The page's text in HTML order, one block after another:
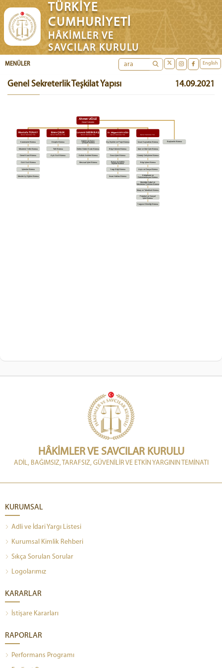
TÜRKİYE
CUMHURİYETİ
HÂKİMLER VE
SAVCILAR KURULU
English
MENÜLER
Genel Sekreterlik Teşkilat Yapısı 14.09.2021
Ahmet UĞUZ
Genel Sekreter
Mustafa TÜNAY
Genel Sekreter Yrd.
Emre ÇELİK
Genel Sekreter Yrd.
Levent GEDİKBAŞ
Genel Sekreter Yrd.
Dr. Müjgan KARYAĞDI
Genel Sekreter Yrd. Genel Sekreter Yrd.
Başkanlık Bürosu
Kararname Bürosu
Müstemir Yetki Bürosu
Genel Kurul Bürosu
Gizli Sicil Bürosu
İşlemler Bürosu
Meslek İçi Eğitim Bürosu
Disiplin Bürosu
Terfi Bürosu
Açık Sicil Bürosu
Hakim ve Savcı
Şikayet Bürosu
Gelen Giden Evrak Bürosu
Kolluk Amirleri Bürosu
Mevzuat İşleri Bürosu
Dış İlişkiler ve Proje Bürosu
Bilgi Edinme Bürosu
Dava İşleri Bürosu
Basın ve Halkla
İlişkiler Bürosu
Yargı Etiği Bürosu
İnsan Hakları Bürosu
İnsan Kaynakları Bürosu
İdari ve Mali İşler Bürosu
Strateji Geliştirme Bürosu
Bilgi İşlem Bürosu
Arşiv ve Dosya Bürosu
Kütüphane ve
Dokümantasyon Bürosu
Mesleğe Kabul ve
Meslekten Çekilme Bürosu
Maaş ve Tahakkuk Bürosu
Protokol ve Sosyal
İşler Bürosu
Yargının Etkinliği Bürosu
HÂKİMLER VE SAVCILAR KURULU
ADİL, BAĞIMSIZ, TARAFSIZ, GÜVENİLİR VE ETKİN YARGININ TEMİNATI
KURUMSAL
Adli ve İdari Yargı Listesi
Kurumsal Kimlik Rehberi
Sıkça Sorulan Sorular
Logolarımız
KARARLAR
İstişare Kararları
RAPORLAR
Performans Programı